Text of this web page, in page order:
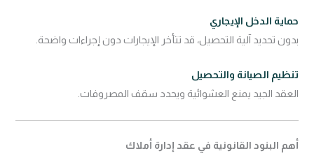
حماية الدخل الإيجاري
بدون تحديد آلية التحصيل، قد تتأخر الإيجارات دون إجراءات واضحة.
تنظيم الصيانة والتحصيل
العقد الجيد يمنع العشوائية ويحدد سقف المصروفات.
أهم البنود القانونية في عقد إدارة أملاك